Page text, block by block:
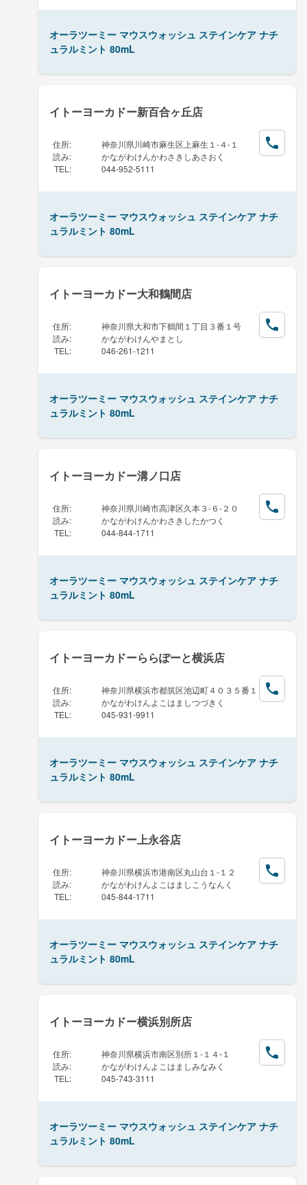
オーラツーミー マウスウォッシュ ステインケア ナチ
ュラルミント 80mL
イトーヨーカドー新百合ヶ丘店
住所:
神奈川県川崎市麻生区上麻生１-４-１
読み:
かながわけんかわさきしあさおく
TEL : 044-952-5111
オーラツーミー マウスウォッシュ ステインケア ナチ
ュラルミント 80mL
イトーヨーカドー大和鶴間店
住所:
神奈川県大和市下鶴間１丁目３番１号
読み:
かながわけんやまとし
TEL : 046-261-1211
オーラツーミー マウスウォッシュ ステインケア ナチ
ュラルミント 80mL
イトーヨーカドー溝ノ口店
住所:
神奈川県川崎市高津区久本３-６-２０
読み:
かながわけんかわさきしたかつく
TEL : 044-844-1711
オーラツーミー マウスウォッシュ ステインケア ナチ
ュラルミント 80mL
イトーヨーカドーららぽーと横浜店
住所:
神奈川県横浜市都筑区池辺町４０３５番１
読み:
かながわけんよこはましつづきく
TEL : 045-931-9911
オーラツーミー マウスウォッシュ ステインケア ナチ
ュラルミント 80mL
イトーヨーカドー上永谷店
住所:
神奈川県横浜市港南区丸山台１-１２
読み:
かながわけんよこはましこうなんく
TEL : 045-844-1711
オーラツーミー マウスウォッシュ ステインケア ナチ
ュラルミント 80mL
イトーヨーカドー横浜別所店
住所:
神奈川県横浜市南区別所１-１４-１
読み:
かながわけんよこはましみなみく
TEL : 045-743-3111
オーラツーミー マウスウォッシュ ステインケア ナチ
ュラルミント 80mL